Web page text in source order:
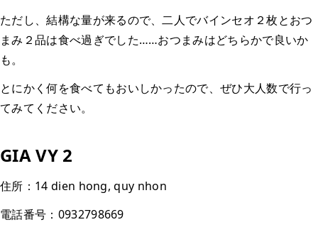
ただし、結構な量が来るので、二人でバインセオ２枚とおつ
まみ２品は食べ過ぎでした……おつまみはどちらかで良いか
も。
とにかく何を食べてもおいしかったので、ぜひ大人数で行っ
てみてください。
GIA VY 2
住所：14 dien hong, quy nhon
電話番号：0932798669